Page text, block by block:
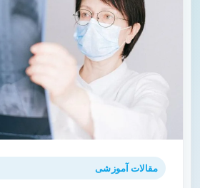
مقالات آموزشی